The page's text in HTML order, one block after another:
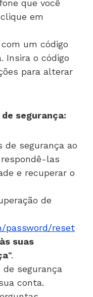
que você
em
um código
Insira o código
para alterar
segurança:
de segurança ao
las
e recuperar o
de
password/reset
suas
“.
de segurança
conta.